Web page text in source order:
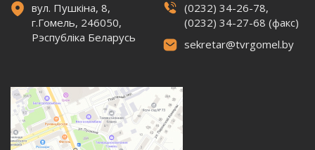
вул. Пушкіна, 8,
г.Гомель, 246050,
Рэспубліка Беларусь
(0232) 34-26-78,
(0232) 34-27-68 (факс)
sekretar@tvrgomel.by